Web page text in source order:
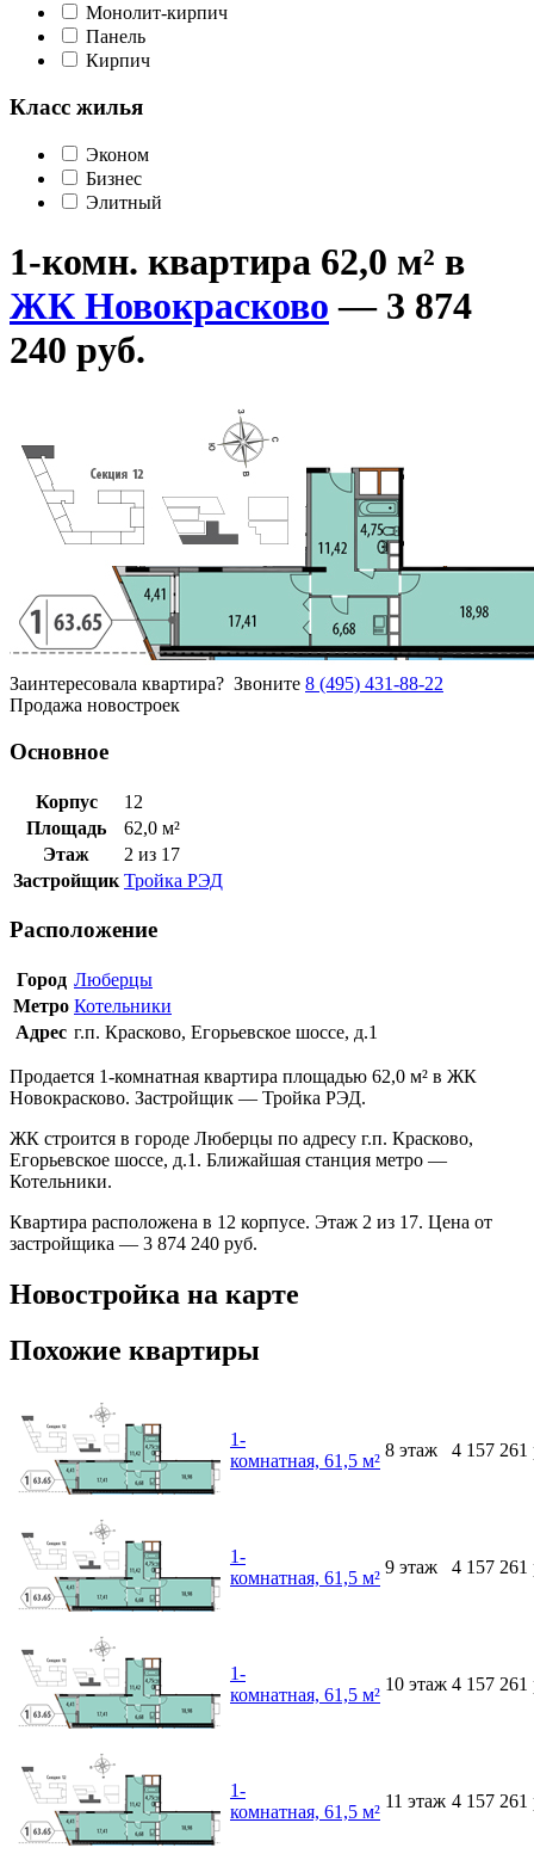
Монолит-кирпич
Панель
Кирпич
Класс жилья
Эконом
Бизнес
Элитный
1-комн. квартира 62,0 м² в
ЖК Новокрасково — 3 874
240 руб.
Заинтересовала квартира? Звоните 8 (495) 431-88-22
Продажа новостроек
Основное
Корпус
12
Площадь
62,0 м²
Этаж
2 из 17
Застройщик Тройка РЭД
Расположение
Город Люберцы
Метро Котельники
Адрес г.п. Красково, Егорьевское шоссе, д.1
Продается 1-комнатная квартира площадью 62,0 м² в ЖК
Новокрасково. Застройщик — Тройка РЭД.
ЖК строится в городе Люберцы по адресу г.п. Красково,
Егорьевское шоссе, д.1. Ближайшая станция метро —
Котельники.
Квартира расположена в 12 корпусе. Этаж 2 из 17. Цена от
застройщика — 3 874 240 руб.
Новостройка на карте
Похожие квартиры
1-
комнатная, 61,5 м²
8 этаж 4 157 261
1-
комнатная, 61,5 м²
9 этаж 4 157 261
1-
комнатная, 61,5 м²
10 этаж 4 157 261
1-
комнатная, 61,5 м²
11 этаж 4 157 261